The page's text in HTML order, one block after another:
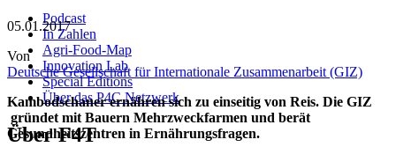
Podcast
In Zahlen
Agri-Food-Map
Innovation Lab
Special Editions
Über das P4C Netzwerk
Über F4T
05.01.2017
Von
Deutsche Gesellschaft für Internationale Zusammenarbeit (GIZ)
Kambodschaner ernähren sich zu einseitig von Reis. Die GIZ
gründet mit Bauern Mehrzweckfarmen und berät
Gesundheitszentren in Ernährungsfragen.